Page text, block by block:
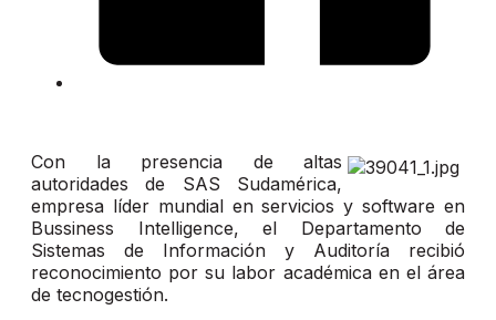
Con la presencia de altas
autoridades de SAS Sudamérica,
empresa líder mundial en servicios y software en
Bussiness Intelligence, el Departamento de
Sistemas de Información y Auditoría recibió
reconocimiento por su labor académica en el área
de tecnogestión.